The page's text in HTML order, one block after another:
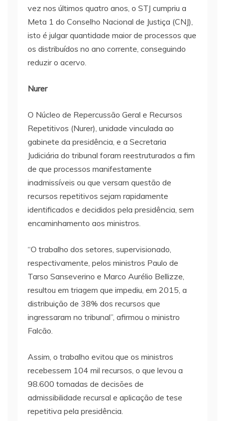
vez nos últimos quatro anos, o STJ cumpriu a
Meta 1 do Conselho Nacional de Justiça (CNJ),
isto é julgar quantidade maior de processos que
os distribuídos no ano corrente, conseguindo
reduzir o acervo.
Nurer
O Núcleo de Repercussão Geral e Recursos
Repetitivos (Nurer), unidade vinculada ao
gabinete da presidência, e a Secretaria
Judiciária do tribunal foram reestruturados a fim
de que processos manifestamente
inadmissíveis ou que versam questão de
recursos repetitivos sejam rapidamente
identificados e decididos pela presidência, sem
encaminhamento aos ministros.
“O trabalho dos setores, supervisionado,
respectivamente, pelos ministros Paulo de
Tarso Sanseverino e Marco Aurélio Bellizze,
resultou em triagem que impediu, em 2015, a
distribuição de 38% dos recursos que
ingressaram no tribunal”, afirmou o ministro
Falcão.
Assim, o trabalho evitou que os ministros
recebessem 104 mil recursos, o que levou a
98.600 tomadas de decisões de
admissibilidade recursal e aplicação de tese
repetitiva pela presidência.